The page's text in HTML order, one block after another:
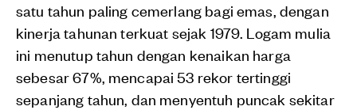
satu tahun paling cemerlang bagi emas, dengan
kinerja tahunan terkuat sejak 1979. Logam mulia
ini menutup tahun dengan kenaikan harga
sebesar 67%, mencapai 53 rekor tertinggi
sepanjang tahun, dan menyentuh puncak sekitar